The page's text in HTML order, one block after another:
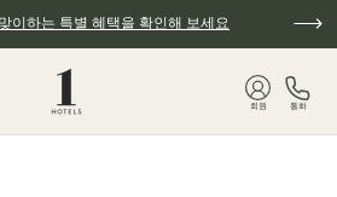
이하는 특별 혜택을 확인해 보세요
회원 통화